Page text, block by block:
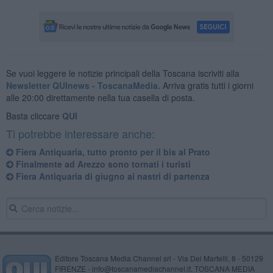
Se vuoi leggere le notizie principali della Toscana iscriviti alla
Newsletter QUInews - ToscanaMedia. Arriva gratis tutti i giorni
alle 20:00 direttamente nella tua casella di posta.
Basta cliccare QUI
Ti potrebbe interessare anche:
Fiera Antiquaria, tutto pronto per il bis al Prato
Finalmente ad Arezzo sono tornati i turisti
Fiera Antiquaria di giugno ai nastri di partenza
Editore Toscana Media Channel srl - Via Dei Martelli, 8 - 50129
FIRENZE - info@toscanamediachannel.it. TOSCANA MEDIA